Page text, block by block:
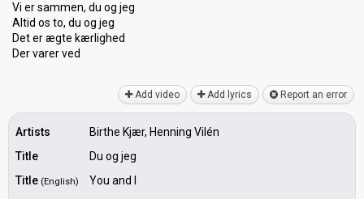
Vi er sammen, du og jeg
Altid oѕ to, du og jeg
Det er ægte kærlighed
Der vаrer ved
Add video Add lyrics Report an error
Artists
Birthe Kjær, Henning Vilén
Title
Du og jeg
Title (English)
You and I